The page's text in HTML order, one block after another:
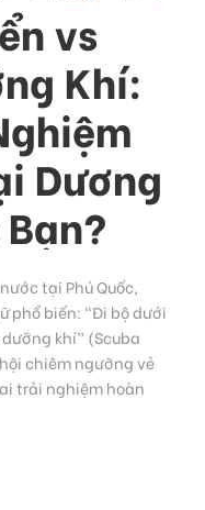
vs
Khí:
Dương
tại Phú Quốc,
phổ biến: “Đi bộ dưới
khí” (Scuba
chiêm ngưỡng vẻ
trải nghiệm hoàn